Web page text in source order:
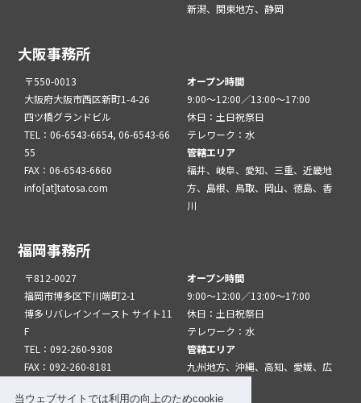
当ウェブサイトでは利用の向上のためcookie
新潟、関東地方、静岡
大阪事務所
〒550-0013
大阪府大阪市西区新町1-4-26
四ツ橋グランドビル
TEL：06-6543-6654, 06-6543-66
55
FAX：06-6543-6660
info[at]tatosa.com
オープン時間
9:00～12:00／13:00～17:00
休日：土日祝祭日
テレワーク：水
管轄エリア
福井、岐阜、愛知、三重、近畿地
方、島根、鳥取、岡山、徳島、香
川
福岡事務所
〒812-0027
福岡市博多区下川端町2-1
博多リバレインイースト サイト11
F
TEL：092-260-9308
FAX：092-260-8181
オープン時間
9:00～12:00／13:00～17:00
休日：土日祝祭日
テレワーク：水
管轄エリア
九州地方、沖縄、高知、愛媛、広